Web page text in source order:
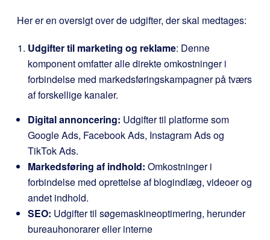
Her er en oversigt over de udgifter, der skal medtages:
Udgifter til marketing og reklame: Denne
komponent omfatter alle direkte omkostninger i
forbindelse med markedsføringskampagner på tværs
af forskellige kanaler.
Digital annoncering: Udgifter til platforme som
Google Ads, Facebook Ads, Instagram Ads og
TikTok Ads.
Markedsføring af indhold: Omkostninger i
forbindelse med oprettelse af blogindlæg, videoer og
andet indhold.
SEO: Udgifter til søgemaskineoptimering, herunder
bureauhonorarer eller interne